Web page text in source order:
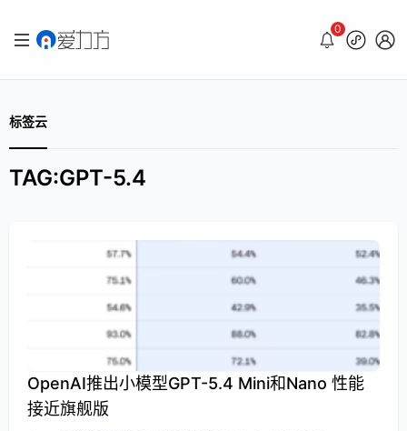
0
标签云
TAG:GPT-5.4
OpenAI推出小模型GPT-5.4 Mini和nano 性能
接近旗舰版